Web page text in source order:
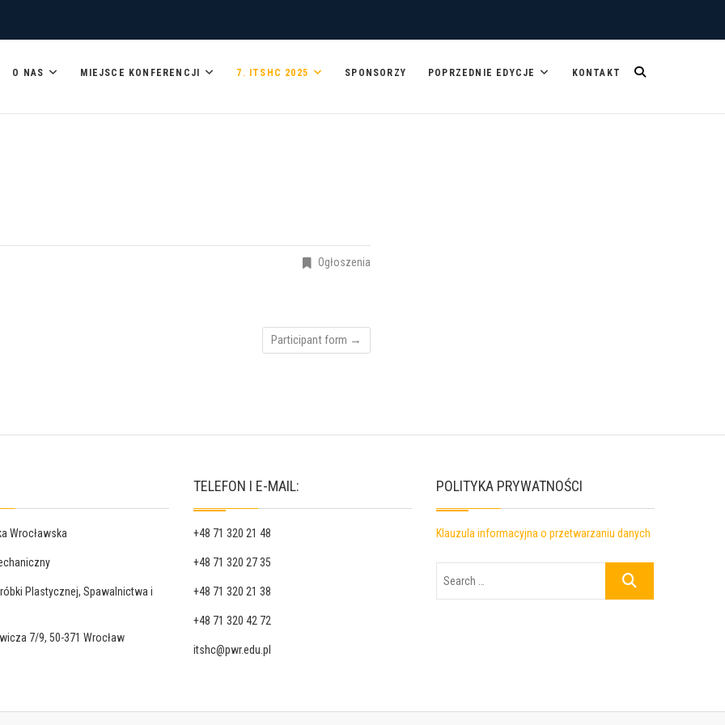
CONFERENCE
O NAS MIEJSCE KONFERENCJI 7. ITSHC 2025 SPONSORZY POPRZEDNIE EDYCJE KONTAKT
Ogłoszenia
Participant form →
Wrocławska
Plastycznej, Spawalnictwa i
7/9, 50-371 Wrocław
TELEFON I E-MAIL:
+48 71 320 21 48
+48 71 320 27 35
+48 71 320 21 38
+48 71 320 42 72
itshc@pwr.edu.pl
POLITYKA PRYWATNOŚCI
Klauzula informacyjna o przetwarzaniu danych